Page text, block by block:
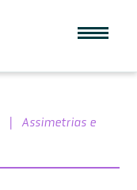
|
Assimetrias e